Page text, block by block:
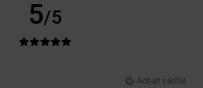
5/5
Achat vérifié